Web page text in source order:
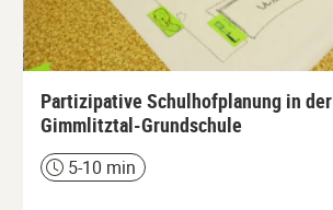
Partizipative Schulhofplanung in der
Gimmlitztal-Grundschule
Zeit5-10 min